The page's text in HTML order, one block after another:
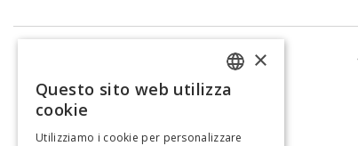
FRENCH
×
Questo sito web utilizza
cookie
Utilizziamo i cookie per personalizzare